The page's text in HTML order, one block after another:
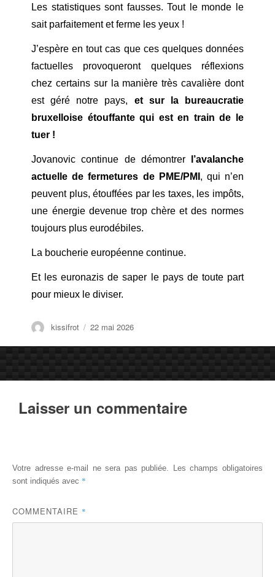
Les statistiques sont fausses. Tout le monde le
sait parfaitement et ferme les yeux !
J’espère en tout cas que ces quelques données
factuelles provoqueront quelques réflexions
chez certains sur la manière très cavalière dont
est géré notre pays, et sur la bureaucratie
bruxelloise étouffante qui est en train de le
tuer !
Jovanovic continue de démontrer
l’avalanche
actuelle de fermetures de PME/PMI , qui n’en
peuvent plus, étouffées par les taxes, les impôts,
une énergie devenue trop chère et des normes
toujours plus eurodébiles.
La boucherie européenne continue.
Et les euronazis de saper le pays de toute part
pour mieux le diviser.
Auteur
kissifrot
Publié
22 mai 2026
Laisser un commentaire
Votre adresse e-mail ne sera pas publiée.
Les champs obligatoires
sont indiqués avec *
COMMENTAIRE *